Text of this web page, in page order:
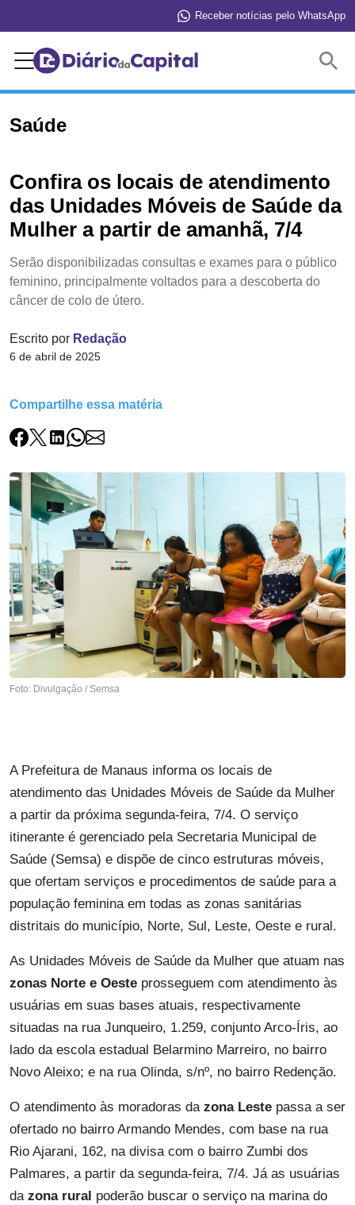
Receber notícias pelo WhatsApp
Saúde
Confira os locais de atendimento
das Unidades Móveis de Saúde da
Mulher a partir de amanhã, 7/4
Serão disponibilizadas consultas e exames para o público
feminino, principalmente voltados para a descoberta do
câncer de colo de útero.
Escrito por Redação
6 de abril de 2025
Compartilhe essa matéria
Foto: Divulgação / Semsa
A Prefeitura de Manaus informa os locais de
atendimento das Unidades Móveis de Saúde da Mulher
a partir da próxima segunda-feira, 7/4. O serviço
itinerante é gerenciado pela Secretaria Municipal de
Saúde (Semsa) e dispõe de cinco estruturas móveis,
que ofertam serviços e procedimentos de saúde para a
população feminina em todas as zonas sanitárias
distritais do município, Norte, Sul, Leste, Oeste e rural.
As Unidades Móveis de Saúde da Mulher que atuam nas
zonas Norte e Oeste prosseguem com atendimento às
usuárias em suas bases atuais, respectivamente
situadas na rua Junqueiro, 1.259, conjunto Arco-Íris, ao
lado da escola estadual Belarmino Marreiro, no bairro
Novo Aleixo; e na rua Olinda, s/nº, no bairro Redenção.
O atendimento às moradoras da zona Leste passa a ser
ofertado no bairro Armando Mendes, com base na rua
Rio Ajarani, 162, na divisa com o bairro Zumbi dos
Palmares, a partir da segunda-feira, 7/4. Já as usuárias
da zona rural poderão buscar o serviço na marina do